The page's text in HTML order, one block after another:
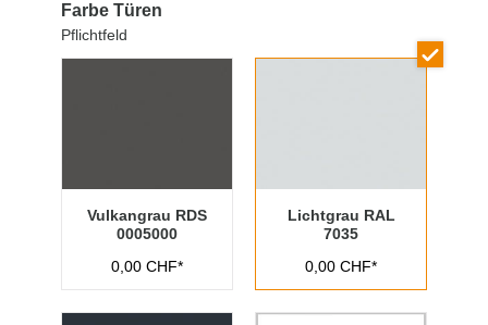
Farbe Türen
Pflichtfeld
Vulkangrau RDS
0005000
0,00 CHF*
Lichtgrau RAL
7035
0,00 CHF*